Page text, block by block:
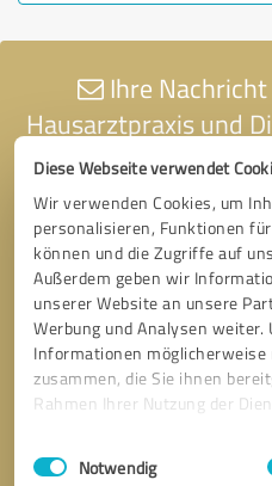
Diese Webseite verwendet
Wir verwenden Cookies, um
personalisieren, Funktionen
können und die Zugriffe auf
Außerdem geben wir
unserer Website an unsere
Werbung und Analysen
Informationen
zusammen, die Sie ihnen
Rahmen Ihrer Nutzung der
Impressum
Einwilligungsauswahl
Notwendig
Ihre Nachricht
Hausarztpraxis und